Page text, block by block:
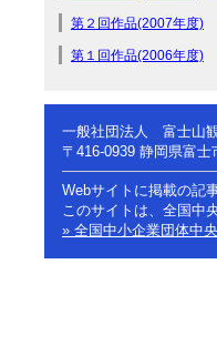
第２回作品(2007年度)
第１回作品(2006年度)
一般社団法人 富士山
〒416-0939 静岡県富士
Webサイトに掲載の記
このサイトは、全国中
» 全国中小企業団体中